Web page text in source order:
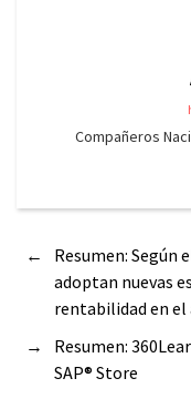
Compañeros
←
Resumen:
adoptan nuevas
rentabilidad en
→
Resumen:
SAP® Store